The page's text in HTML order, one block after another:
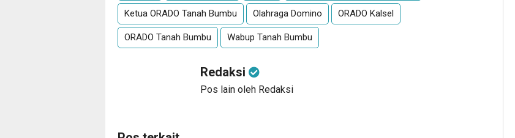
Ketua ORADO Tanah Bumbu Olahraga Domino ORADO Kalsel
ORADO Tanah Bumbu Wabup Tanah Bumbu
Redaksi
Pos lain oleh Redaksi